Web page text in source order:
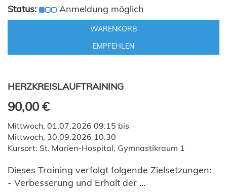
Status:
Anmeldung möglich
WARENKORB
EMPFEHLEN
HERZKREISLAUFTRAINING
90,00 €
Mittwoch, 01.07.2026 09:15 bis
Mittwoch, 30.09.2026 10:30
Kursort: St. Marien-Hospital; Gymnastikraum 1
Dieses Training verfolgt folgende Zielsetzungen:
- Verbesserung und Erhalt der ...